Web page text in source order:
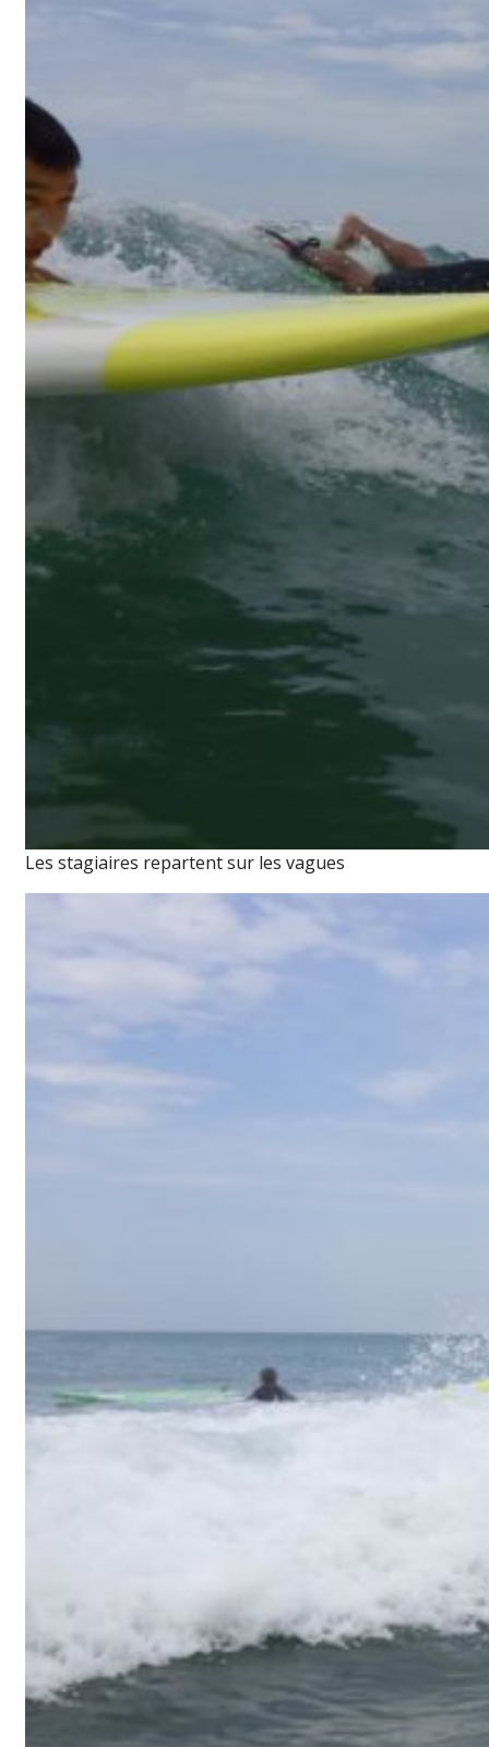
Les stagiaires repartent sur les vagues